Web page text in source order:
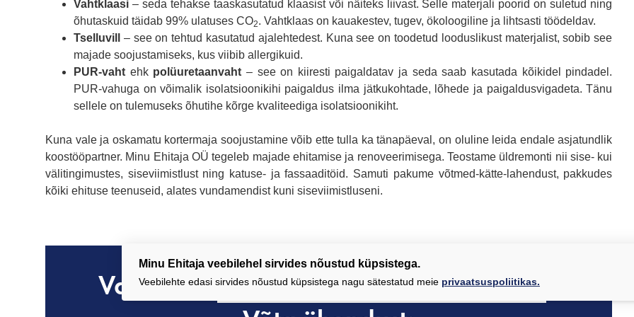
Vahtklaasi – seda tehakse taaskasutatud klaasist või näiteks liivast. Selle materjali poorid on suletud ning
õhutaskuid täidab 99% ulatuses CO2. Vahtklaas on kauakestev, tugev, ökoloogiline ja lihtsasti töödeldav.
Tselluvill
– see on tehtud kasutatud ajalehtedest. Kuna see on toodetud looduslikust materjalist, sobib see
majade soojustamiseks, kus viibib allergikuid.
PUR-vaht ehk polüuretaanvaht – see on kiiresti paigaldatav ja seda saab kasutada kõikidel pindadel.
PUR-vahuga on võimalik isolatsioonikihi paigaldus ilma jätkukohtade, lõhede ja paigaldusvigadeta. Tänu
sellele on tulemuseks õhutihe kõrge kvaliteediga isolatsioonikiht.
Kuna vale ja oskamatu kortermaja soojustamine võib ette tulla ka tänapäeval, on oluline leida endale asjatundlik
koostööpartner. Minu Ehitaja OÜ tegeleb majade ehitamise ja renoveerimisega. Teostame üldremonti nii sise- kui
välitingimustes, siseviimistlust ning katuse- ja fassaaditöid. Samuti pakume võtmed-kätte-lahendust, pakkudes
kõiki ehituse teenuseid, alates vundamendist kuni siseviimistluseni.
Vajad abikortermaja renoveerimisega
Minu Ehitaja veebilehel sirvides nõustud küpsistega.
Veebilehte edasi sirvides nõustud küpsistega nagu sätestatud meie privaatsuspoliitikas.